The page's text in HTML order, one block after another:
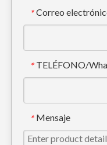
* Correo
* TELÉFONO/
* Mensaje